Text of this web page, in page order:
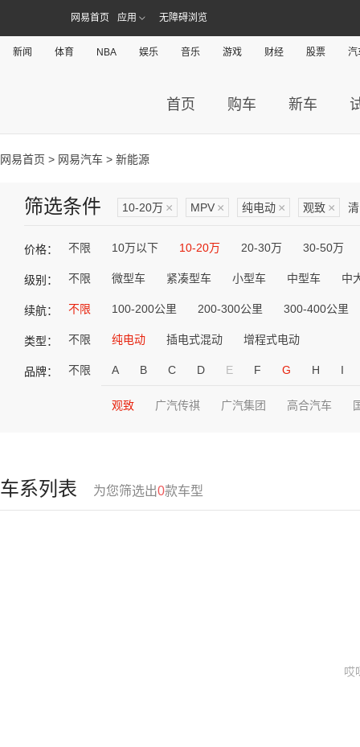
网易首页 应用 无障碍浏览
新闻 体育 NBA 娱乐 音乐 游戏 财经 股票 汽
首页 购车 新车
网易首页 > 网易汽车 > 新能源
筛选条件 10-20万 × MPV × 纯电动 × 观致 ×
价格： 不限 10万以下 10-20万 20-30万 30-50万
级别： 不限 微型车 紧凑型车 小型车 中型车 中
续航： 不限 100-200公里 200-300公里 300-400公里
类型： 不限 纯电动 插电式混动 增程式电动
品牌： 不限 A B C D E F G H I
观致 广汽传祺 广汽集团 高合汽车
车系列表 为您筛选出0款车型
哎